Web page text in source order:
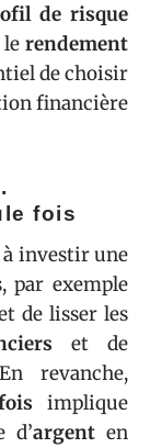
de risque
rendement
de choisir
financière
fois
investir une
par exemple
de lisser les
et de
revanche,
implique
d’argent en